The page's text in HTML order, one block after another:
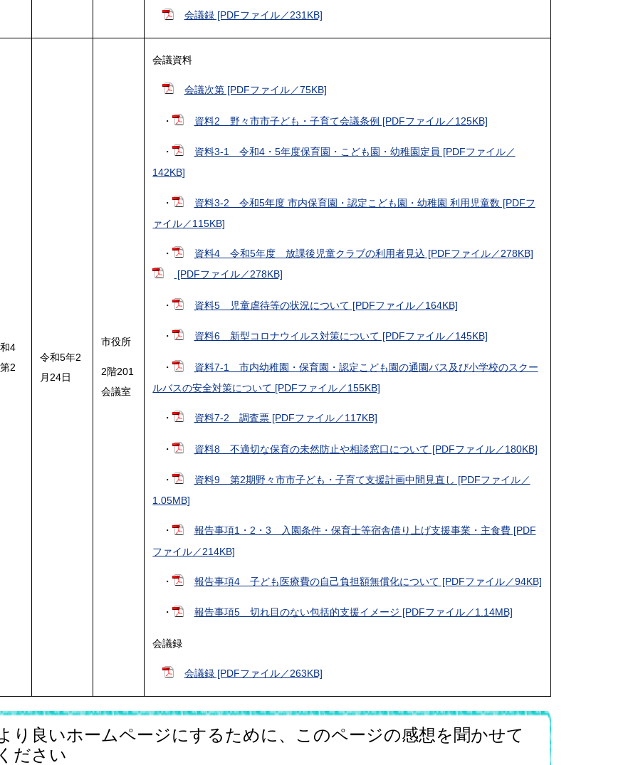
会議録 [PDFファイル／231KB]
4
2
令和5年2
月24日
市役所
2階201
会議室
会議資料
会議次第 [PDFファイル／75KB]
・ 資料2 野々市市子ども・子育て会議条例 [PDFファイル／125KB]
・
資料3-1 令和4・5年度保育園・こども園・幼稚園定員 [PDFファイル／
142KB]
・
資料3-2 令和5年度 市内保育園・認定こども園・幼稚園 利用児童数 [PDFフ
ァイル／115KB]
・
資料4 令和5年度 放課後児童クラブの利用者見込 [PDFファイル／278KB]
[PDFファイル／278KB]
・ 資料5 児童虐待等の状況について [PDFファイル／164KB]
・ 資料6 新型コロナウイルス対策について [PDFファイル／145KB]
・
資料7-1 市内幼稚園・保育園・認定こども園の通園バス及び小学校のスクー
ルバスの安全対策について [PDFファイル／155KB]
・ 資料7-2 調査票 [PDFファイル／117KB]
・ 資料8 不適切な保育の未然防止や相談窓口について [PDFファイル／180KB]
・
資料9 第2期野々市市子ども・子育て支援計画中間見直し [PDFファイル／
1.05MB]
・
報告事項1・2・3 入園条件・保育士等宿舎借り上げ支援事業・主食費 [PDF
ファイル／214KB]
・ 報告事項4 子ども医療費の自己負担額無償化について [PDFファイル／94KB]
・ 報告事項5 切れ目のない包括的支援イメージ [PDFファイル／1.14MB]
会議録
会議録 [PDFファイル／263KB]
り良いホームページにするために、このページの感想を聞かせて
ださい